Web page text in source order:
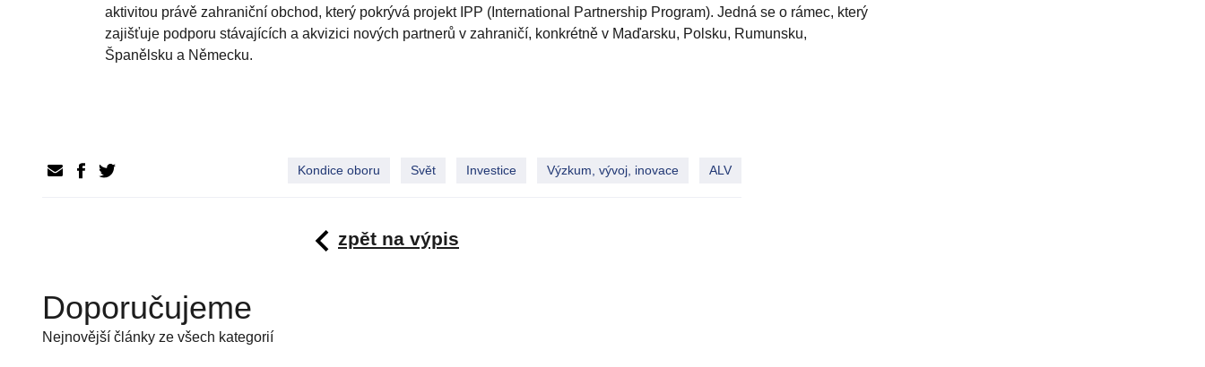
aktivitou právě zahraniční obchod, který pokrývá projekt IPP (International Partnership Program). Jedná se o rámec, který
zajišťuje podporu stávajících a akvizici nových partnerů v zahraničí, konkrétně v Maďarsku, Polsku, Rumunsku,
Španělsku a Německu.
Kondice oboru Svět Investice Výzkum, vývoj, inovace ALV
zpět na výpis
Doporučujeme
Nejnovější články ze všech kategorií